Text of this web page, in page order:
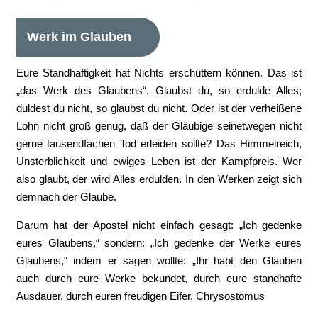
Werk im Glauben
Eure Standhaftigkeit hat Nichts erschüttern können. Das ist
„das Werk des Glaubens“. Glaubst du, so erdulde Alles;
duldest du nicht, so glaubst du nicht. Oder ist der verheißene
Lohn nicht groß genug, daß der Gläubige seinetwegen nicht
gerne tausendfachen Tod erleiden sollte? Das Himmelreich,
Unsterblichkeit und ewiges Leben ist der Kampfpreis. Wer
also glaubt, der wird Alles erdulden. In den Werken zeigt sich
demnach der Glaube.
Darum hat der Apostel nicht einfach gesagt: „Ich gedenke
eures Glaubens,“ sondern: „Ich gedenke der Werke eures
Glaubens,“ indem er sagen wollte: „Ihr habt den Glauben
auch durch eure Werke bekundet, durch eure standhafte
Ausdauer, durch euren freudigen Eifer. Chrysostomus